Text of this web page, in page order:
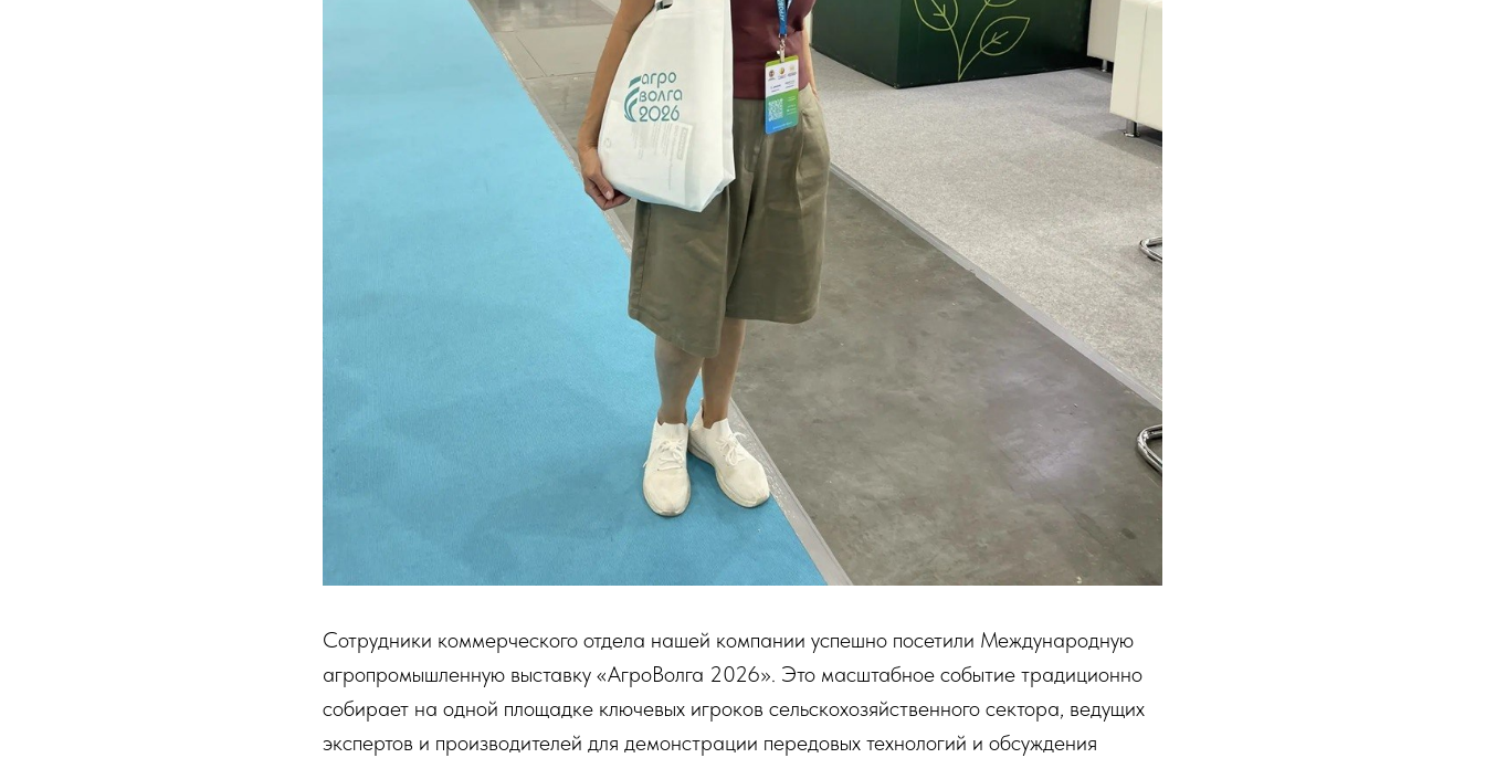
Сотрудники коммерческого отдела нашей компании успешно посетили Международную
агропромышленную выставку «АгроВолга 2026». Это масштабное событие традиционно
собирает на одной площадке ключевых игроков сельскохозяйственного сектора, ведущих
экспертов и производителей для демонстрации передовых технологий и обсуждения